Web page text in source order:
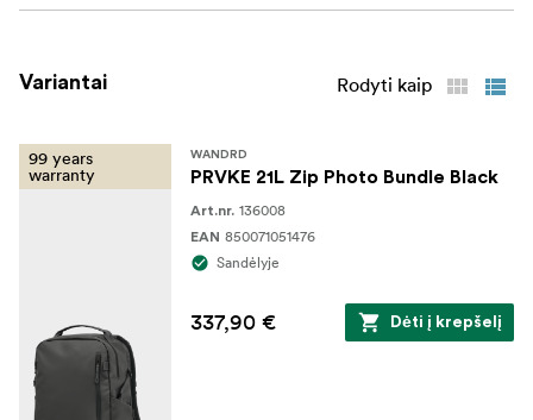
Variantai Rodyti kaip
99 years
warranty
WANDRD
PRVKE 21L Zip Photo Bundle Black
Art.nr. 136008
EAN 850071051476
Sandėlyje
337,90 € Dėti į krepšelį